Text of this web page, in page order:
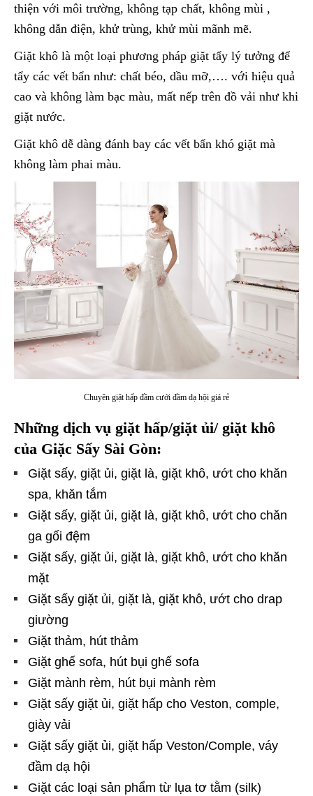
thiện với môi trường, không tạp chất, không mùi ,
không dẫn điện, khử trùng, khử mùi mãnh mẽ.
Giặt khô là một loại phương pháp giặt tẩy lý tưởng để
tẩy các vết bẩn như: chất béo, dầu mỡ,…. với hiệu quả
cao và không làm bạc màu, mất nếp trên đồ vải như khi
giặt nước.
Giặt khô dễ dàng đánh bay các vết bẩn khó giặt mà
không làm phai màu.
Chuyên giặt hấp đầm cưới đầm dạ hội giá rẻ
Những dịch vụ giặt hấp/giặt ủi/ giặt khô
của Giặc Sấy Sài Gòn:
Giặt sấy, giặt ủi, giặt là, giặt khô, ướt cho khăn
spa, khăn tắm
Giặt sấy, giặt ủi, giặt là, giặt khô, ướt cho chăn
ga gối đệm
Giặt sấy, giặt ủi, giặt là, giặt khô, ướt cho khăn
mặt
Giặt sấy giặt ủi, giặt là, giặt khô, ướt cho drap
giường
Giặt thảm, hút thảm
Giặt ghế sofa, hút bụi ghế sofa
Giặt mành rèm, hút bụi mành rèm
Giặt sấy giặt ủi, giặt hấp cho Veston, comple,
giày vải
Giặt sấy giặt ủi, giặt hấp Veston/Comple, váy
đầm dạ hội
Giặt các loại sản phẩm từ lụa tơ tằm (silk)